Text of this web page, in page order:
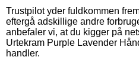
Trustpilot yder fuldkommen
eftergå adskillige andre
anbefaler vi, at du kigger på
Urtekram Purple Lavender
handler.